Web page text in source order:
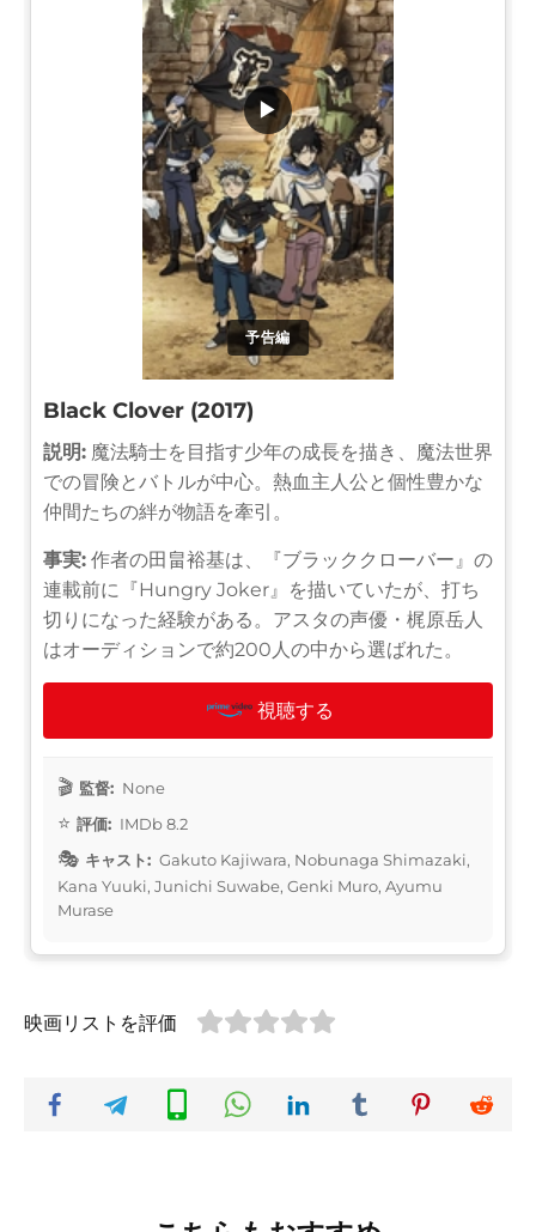
予告編
▶
Black Clover (2017)
説明: 魔法騎士を目指す少年の成長を描き、魔法世界
での冒険とバトルが中心。熱血主人公と個性豊かな
仲間たちの絆が物語を牽引。
事実: 作者の田畠裕基は、『ブラッククローバー』の
連載前に『Hungry Joker』を描いていたが、打ち
切りになった経験がある。アスタの声優・梶原岳人
はオーディションで約200人の中から選ばれた。
視聴する
監督: None
評価: IMDb 8.2
キャスト: Gakuto Kajiwara, Nobunaga Shimazaki,
Kana Yuuki, Junichi Suwabe, Genki Muro, Ayumu
Murase
映画リストを評価